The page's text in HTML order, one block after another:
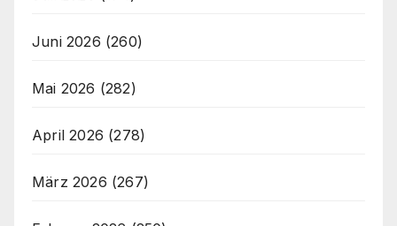
Juni 2026 (260)
Mai 2026 (282)
April 2026 (278)
März 2026 (267)